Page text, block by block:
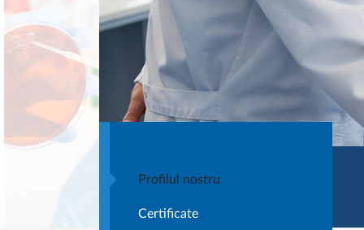
Testarea mediului
inconjurator
Servicii de fumigație
Profilul nostru
Certificate